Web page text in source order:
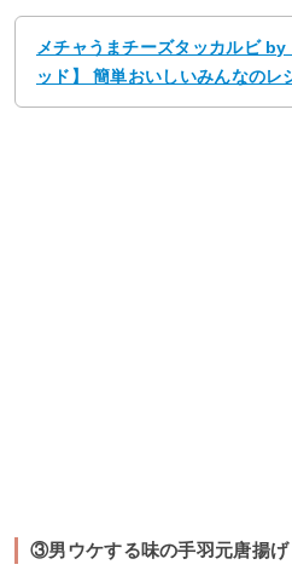
メチャうまチーズタッカルビ
ッド】 簡単おいしいみんなのレ
③男ウケする味の手羽元唐揚げ